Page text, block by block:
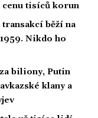
cenu tisíců korun
transakcí běží na
Nikdo ho
biliony, Putin
klany a